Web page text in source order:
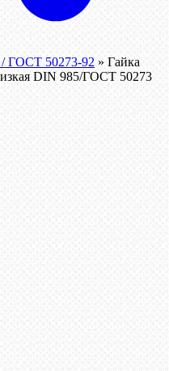
ГОСТ 50273-92 » Гайка
DIN 985/ГОСТ 50273